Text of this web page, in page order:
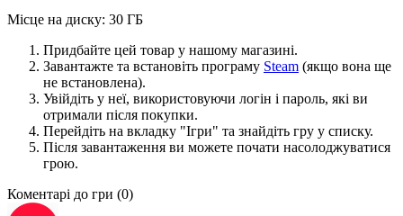
Місце на диску: 30 ГБ
Придбайте цей товар у нашому магазині.
Завантажте та встановіть програму Steam (якщо вона ще
не встановлена).
Увійдіть у неї, використовуючи логін і пароль, які ви
отримали після покупки.
Перейдіть на вкладку "Ігри" та знайдіть гру у списку.
Після завантаження ви можете почати насолоджуватися
грою.
Коментарі до гри (0)